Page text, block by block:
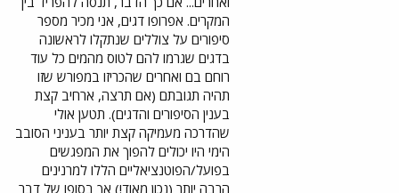
המקרים. אפרופו דגים, אני מכיר מספר
סיפורים על צוללים שנתקלו לראשונה
בדגים שגרמו להם לטוס מהמים כל עוד
רוחם בם ואחרים שהכריזו במפורש שזו
תהיה תגובתם (אם תרצה, ארחיב קצת
בענין הסיפורים והדגים). תטען אולי
שהדרכה מעמיקה קצת יותר בעניני הסובב
הימי היו יכולים להפוך את המפגשים
בפועל/הפוטנציאליים הללו למרנינים
הרבה יותר (נכון מאוד!) אך בסופו של דבר